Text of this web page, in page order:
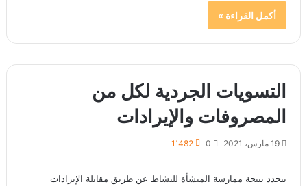
أكمل القراءة »
التسويات الجردية لكل من
المصروفات والإيرادات
19 مارس، 2021 0 1٬482
تتحدد نتيجة ممارسة المنشأة للنشاط عن طريق مقابلة الإيرادات